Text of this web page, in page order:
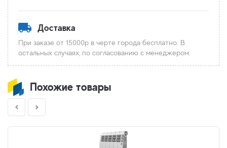
Доставка
При заказе от 15000р в черте города бесплатно. В
остальных случаях, по согласованию с менеджером.
Похожие товары